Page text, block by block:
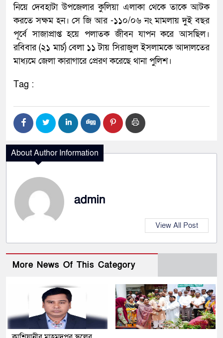
নিয়ে দেবহাটা উপজেলার কুলিয়া এলাকা থেকে তাকে আটক
করতে সক্ষম হন। সে জি আর -১১০/০৬ নং মামলায় দুই বছর
পূর্বে সাজাপ্রাপ্ত হয়ে পলাতক জীবন যাপন করে আসছিল।
রবিবার (২১ মার্চ) বেলা ১১ টায় সিরাজুল ইসলামকে আদালতের
মাধ্যমে জেলা কারাগারে প্রেরণ করেছে থানা পুলিশ।
Tag :
About Author Information
admin
View All Post
More News Of This Category